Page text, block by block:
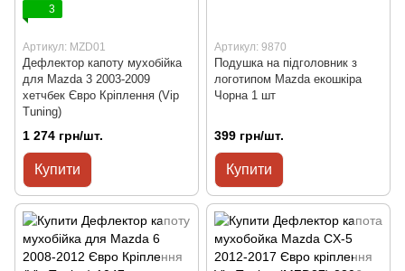
3
Артикул: MZD01
Дефлектор капоту мухобійка
для Mazda 3 2003-2009
хетчбек Євро Кріплення (Vip
Tuning)
1 274 грн/шт.
Купити
Артикул: 9870
Подушка на підголовник з
логотипом Mazda екошкіра
Чорна 1 шт
399 грн/шт.
Купити